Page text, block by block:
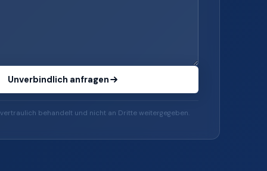
Unverbindlich anfragen
behandelt und nicht an Dritte weitergegeben.